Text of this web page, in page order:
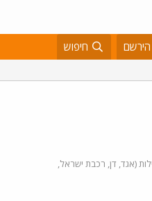
הירשם חיפוש
(אגד, דן, רכבת ישראל,